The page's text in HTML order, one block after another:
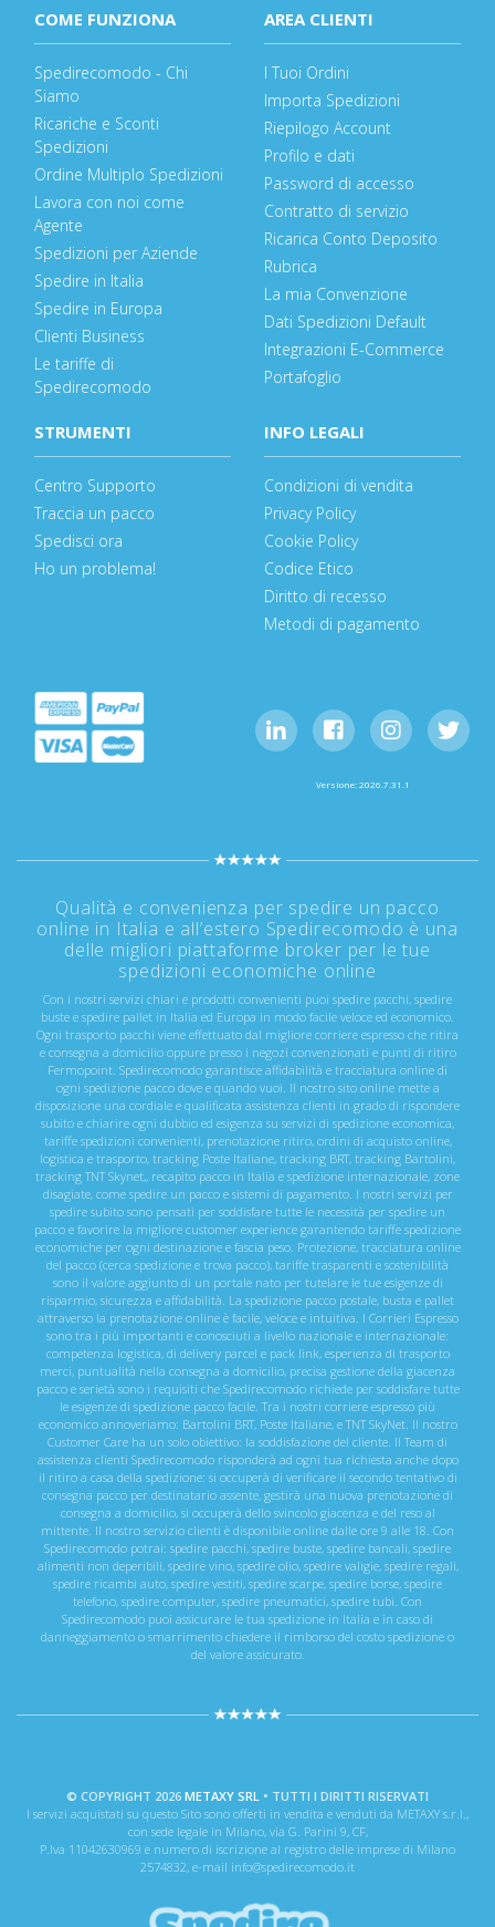
COME FUNZIONA
Spedirecomodo - Chi
Siamo
Ricariche e Sconti
Spedizioni
Ordine Multiplo Spedizioni
Lavora con noi come
Agente
Spedizioni per Aziende
Spedire in Italia
Spedire in Europa
Clienti Business
Le tariffe di
Spedirecomodo
AREA CLIENTI
I Tuoi Ordini
Importa Spedizioni
Riepilogo Account
Profilo e dati
Password di accesso
Contratto di servizio
Ricarica Conto Deposito
Rubrica
La mia Convenzione
Dati Spedizioni Default
Integrazioni E-Commerce
Portafoglio
STRUMENTI
Centro Supporto
Traccia un pacco
Spedisci ora
Ho un problema!
INFO LEGALI
Condizioni di vendita
Privacy Policy
Cookie Policy
Codice Etico
Diritto di recesso
Metodi di pagamento
Versione: 2026.7.31.1
Qualità e convenienza per spedire un pacco
online in Italia e all’estero Spedirecomodo è una
delle migliori piattaforme broker per le tue
spedizioni economiche online
Con i nostri servizi chiari e prodotti convenienti puoi spedire pacchi, spedire
buste e spedire pallet in Italia ed Europa in modo facile veloce ed economico.
Ogni trasporto pacchi viene effettuato dal migliore corriere espresso che ritira
e consegna a domicilio oppure presso i negozi convenzionati e punti di ritiro
Fermopoint. Spedirecomodo garantisce affidabilità e tracciatura online di
ogni spedizione pacco dove e quando vuoi. Il nostro sito online mette a
disposizione una cordiale e qualificata assistenza clienti in grado di rispondere
subito e chiarire ogni dubbio ed esigenza su servizi di spedizione economica,
tariffe spedizioni convenienti, prenotazione ritiro, ordini di acquisto online,
logistica e trasporto, tracking Poste Italiane, tracking BRT, tracking Bartolini,
tracking TNT Skynet,, recapito pacco in Italia e spedizione internazionale, zone
disagiate, come spedire un pacco e sistemi di pagamento. I nostri servizi per
spedire subito sono pensati per soddisfare tutte le necessità per spedire un
pacco e favorire la migliore customer experience garantendo tariffe spedizione
economiche per ogni destinazione e fascia peso. Protezione, tracciatura online
del pacco (cerca spedizione e trova pacco), tariffe trasparenti e sostenibilità
sono il valore aggiunto di un portale nato per tutelare le tue esigenze di
risparmio, sicurezza e affidabilità. La spedizione pacco postale, busta e pallet
attraverso la prenotazione online è facile, veloce e intuitiva. I Corrieri Espresso
sono tra i più importanti e conosciuti a livello nazionale e internazionale:
competenza logistica, di delivery parcel e pack link, esperienza di trasporto
merci, puntualità nella consegna a domicilio, precisa gestione della giacenza
pacco e serietà sono i requisiti che Spedirecomodo richiede per soddisfare tutte
le esigenze di spedizione pacco facile. Tra i nostri corriere espresso più
economico annoveriamo: Bartolini BRT, Poste Italiane, e TNT SkyNet. Il nostro
Customer Care ha un solo obiettivo: la soddisfazione del cliente. Il Team di
assistenza clienti Spedirecomodo risponderà ad ogni tua richiesta anche dopo
il ritiro a casa della spedizione: si occuperà di verificare il secondo tentativo di
consegna pacco per destinatario assente, gestirà una nuova prenotazione di
consegna a domicilio, si occuperà dello svincolo giacenza e del reso al
mittente. Il nostro servizio clienti è disponibile online dalle ore 9 alle 18. Con
Spedirecomodo potrai: spedire pacchi, spedire buste, spedire bancali, spedire
alimenti non deperibili, spedire vino, spedire olio, spedire valigie, spedire regali,
spedire ricambi auto, spedire vestiti, spedire scarpe, spedire borse, spedire
telefono, spedire computer, spedire pneumatici, spedire tubi. Con
Spedirecomodo puoi assicurare le tua spedizione in Italia e in caso di
danneggiamento o smarrimento chiedere il rimborso del costo spedizione o
del valore assicurato.
© COPYRIGHT 2026 METAXY SRL • TUTTI I DIRITTI RISERVATI
I servizi acquistati su questo Sito sono offerti in vendita e venduti da METAXY s.r.l.,
con sede legale in Milano, via G. Parini 9, CF,
P.Iva 11042630969 e numero di iscrizione al registro delle imprese di Milano
2574832, e-mail info@spedirecomodo.it